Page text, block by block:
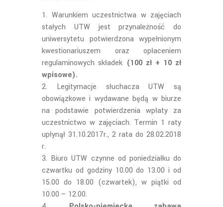
Warunkiem uczestnictwa w zajęciach
stałych UTW jest przynależność do
uniwersytetu potwierdzona wypełnionym
kwestionariuszem oraz opłaceniem
regulaminowych składek (100 zł + 10 zł
wpisowe).
Legitymacje słuchacza UTW są
obowiązkowe i wydawane będą w biurze
na podstawie potwierdzenia wpłaty za
uczestnictwo w zajęciach. Termin 1 raty
upłynął 31.10.2017r., 2 rata do 28.02.2018
r.
Biuro UTW czynne od poniedziałku do
czwartku od godziny 10.00 do 13.00 i od
15.00 do 18.00 (czwartek), w piątki od
10.00 – 12.00.